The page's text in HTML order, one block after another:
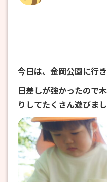
今日は、金岡公園に行き
日差しが強かったので
りしてたくさん遊びまし